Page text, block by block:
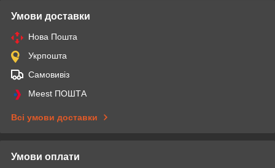
Умови доставки
Нова Пошта
Укрпошта
Самовивіз
Meest ПОШТА
Всі умови доставки
Умови оплати